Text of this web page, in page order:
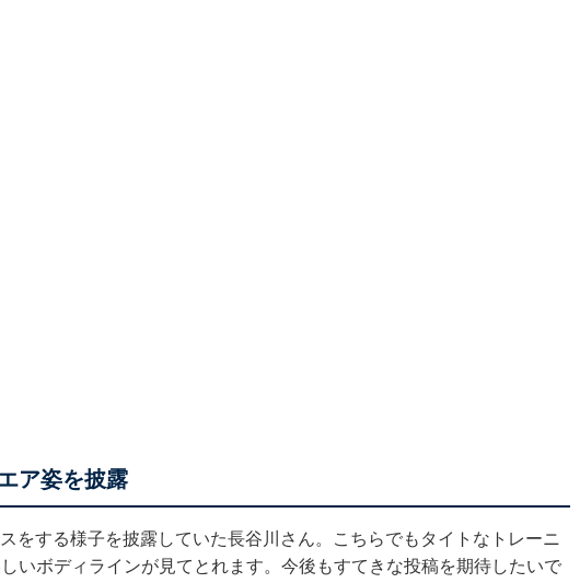
ア姿を披露
をする様子を披露していた長谷川さん。こちらでもタイトなトレーニ
いボディラインが見てとれます。今後もすてきな投稿を期待したいで